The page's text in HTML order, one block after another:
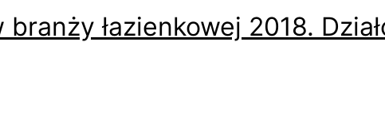
łazienkowej 2018.